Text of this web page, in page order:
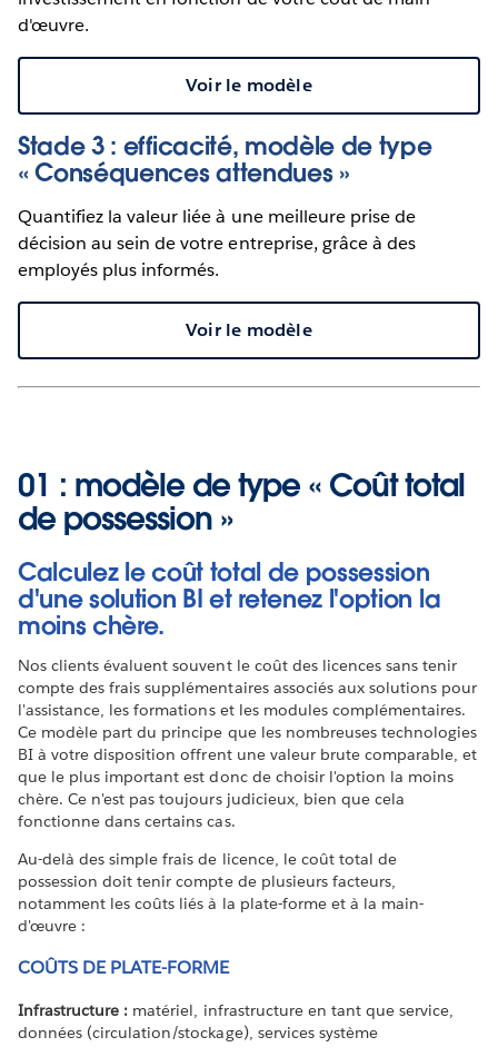
d'œuvre.
Voir le modèle
Stade 3 : efficacité, modèle de type
« Conséquences attendues »
Quantifiez la valeur liée à une meilleure prise de
décision au sein de votre entreprise, grâce à des
employés plus informés.
Voir le modèle
01 : modèle de type « Coût total
de possession »
Calculez le coût total de possession
d'une solution BI et retenez l'option la
moins chère.
Nos clients évaluent souvent le coût des licences sans tenir
compte des frais supplémentaires associés aux solutions pour
l'assistance, les formations et les modules complémentaires.
Ce modèle part du principe que les nombreuses technologies
BI à votre disposition offrent une valeur brute comparable, et
que le plus important est donc de choisir l'option la moins
chère. Ce n'est pas toujours judicieux, bien que cela
fonctionne dans certains cas.
Au-delà des simple frais de licence, le coût total de
possession doit tenir compte de plusieurs facteurs,
notamment les coûts liés à la plate-forme et à la main-
d'œuvre :
COÛTS DE PLATE-FORME
Infrastructure : matériel, infrastructure en tant que service,
données (circulation/stockage), services système